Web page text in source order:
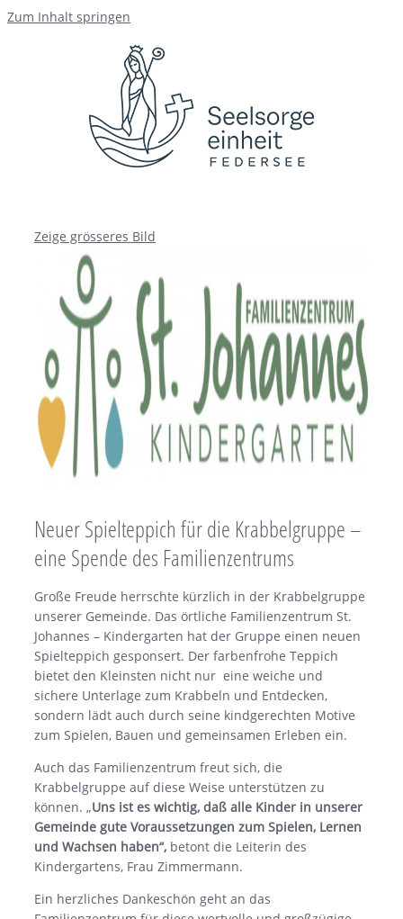
Zum Inhalt springen
Zeige grösseres Bild
Neuer Spielteppich für die Krabbelgruppe –
eine Spende des Familienzentrums
Große Freude herrschte kürzlich in der Krabbelgruppe
unserer Gemeinde. Das örtliche Familienzentrum St.
Johannes – Kindergarten hat der Gruppe einen neuen
Spielteppich gesponsert. Der farbenfrohe Teppich
bietet den Kleinsten nicht nur eine weiche und
sichere Unterlage zum Krabbeln und Entdecken,
sondern lädt auch durch seine kindgerechten Motive
zum Spielen, Bauen und gemeinsamen Erleben ein.
Auch das Familienzentrum freut sich, die
Krabbelgruppe auf diese Weise unterstützen zu
können. „Uns ist es wichtig, daß alle Kinder in unserer
Gemeinde gute Voraussetzungen zum Spielen, Lernen
und Wachsen haben“, betont die Leiterin des
Kindergartens, Frau Zimmermann.
Ein herzliches Dankeschön geht an das